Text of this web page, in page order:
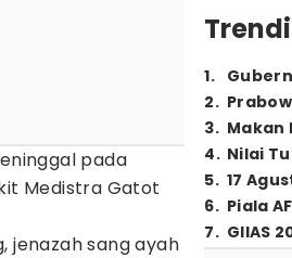
pada
Medistra Gatot
jenazah sang ayah
1.
2.
3. Makan
4. Nilai
5. 17
6. Piala
7. GIIAS